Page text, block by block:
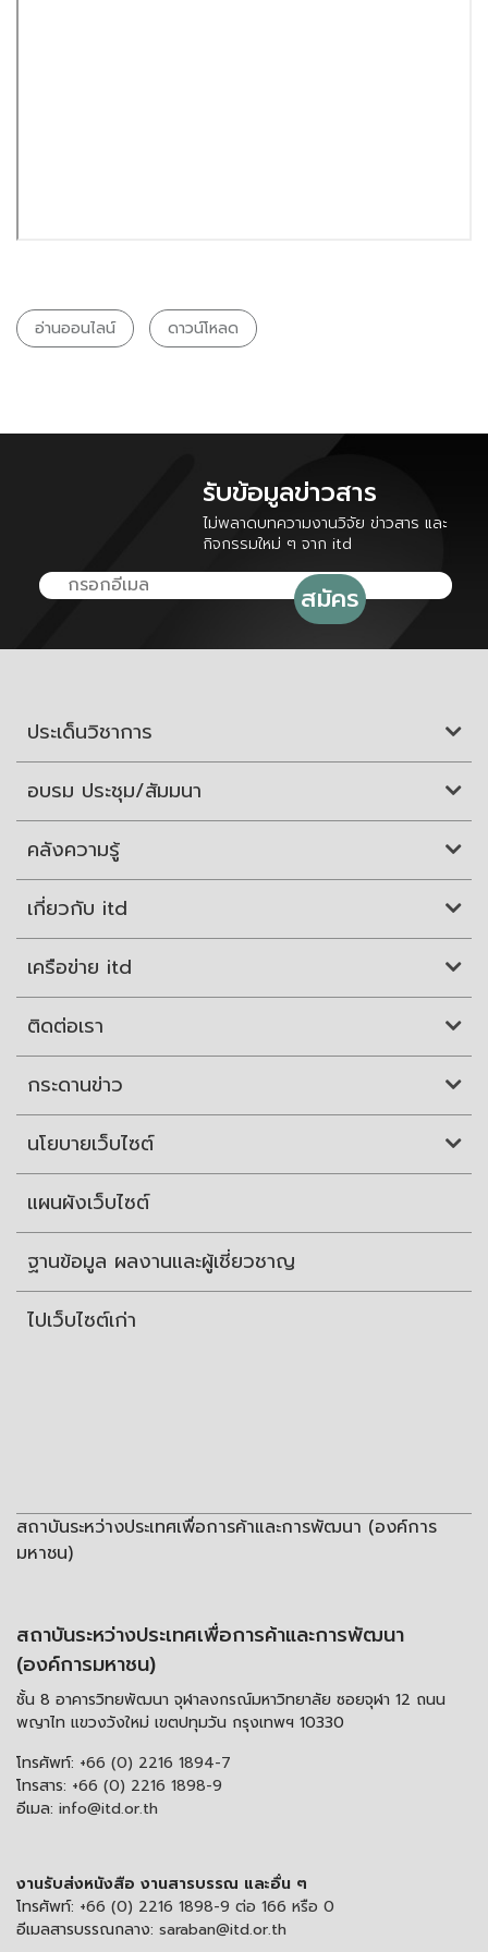
อ่านออนไลน์ ดาวน์โหลด
รับข้อมูลข่าวสาร
ไม่พลาดบทความงานวิจัย ข่าวสาร และ
กิจกรรมใหม่ ๆ จาก itd
ประเด็นวิชาการ
อบรม ประชุม/สัมมนา
คลังความรู้
เกี่ยวกับ itd
เครือข่าย itd
ติดต่อเรา
กระดานข่าว
นโยบายเว็บไซต์
แผนผังเว็บไซต์
ฐานข้อมูล ผลงานและผู้เชี่ยวชาญ
ไปเว็บไซต์เก่า
สถาบันระหว่างประเทศเพื่อการค้าและการพัฒนา (องค์การ
มหาชน)
สถาบันระหว่างประเทศเพื่อการค้าและการพัฒนา
(องค์การมหาชน)
ชั้น 8 อาคารวิทยพัฒนา จุฬาลงกรณ์มหาวิทยาลัย ซอยจุฬา 12 ถนน
พญาไท แขวงวังใหม่ เขตปทุมวัน กรุงเทพฯ 10330
โทรศัพท์: +66 (0) 2216 1894-7
โทรสาร: +66 (0) 2216 1898-9
อีเมล: info@itd.or.th
งานรับส่งหนังสือ งานสารบรรณ และอื่น ๆ
โทรศัพท์: +66 (0) 2216 1898-9 ต่อ 166 หรือ 0
อีเมลสารบรรณกลาง: saraban@itd.or.th